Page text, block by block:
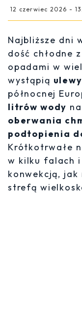
12 czerwiec 2026 -
Najbliższe dni
dość chłodne
opadami w
wystąpią ulewy
północnej
litrów wody
oberwania
podtopienia
Krótkotrwałe
w kilku falach i
konwekcją, jak
strefą